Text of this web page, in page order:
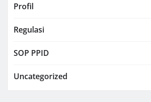
Profil
Regulasi
SOP PPID
Uncategorized